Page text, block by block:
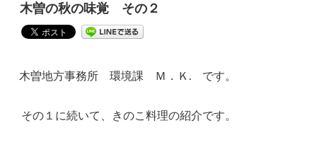
木曽の秋の味覚 その２
木曽地方事務所 環境課 Ｍ．Ｋ. です。
その１に続いて、きのこ料理の紹介です。